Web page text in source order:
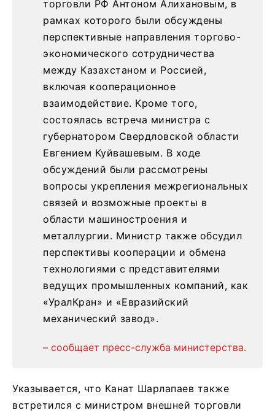
торговли РФ Антоном Алихановым, в
рамках которого были обсуждены
перспективные направления торгово-
экономического сотрудничества
между Казахстаном и Россией,
включая кооперационное
взаимодействие. Кроме того,
состоялась встреча министра с
губернатором Свердловской области
Евгением Куйвашевым. В ходе
обсуждений были рассмотрены
вопросы укрепления межрегиональных
связей и возможные проекты в
области машиностроения и
металлургии. Министр также обсудил
перспективы кооперации и обмена
технологиями с представителями
ведущих промышленных компаний, как
«УралКран» и «Евразийский
механический завод».
– сообщает пресс-служба министерства.
Указывается, что Канат Шарлапаев также
встретился с министром внешней торговли